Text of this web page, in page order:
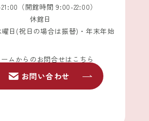
（開館時間 9:00-22:00）
休館日
日(祝日の場合は振替)・年末年始
ムからのお問合せはこちら
お問い合わせ